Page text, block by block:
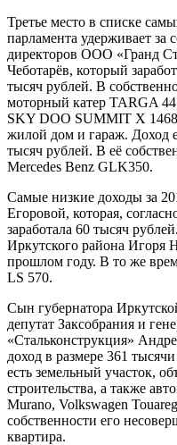
Третье место в списке
парламента удерживает за
директоров ООО «Гранд
Чеботарёв, который
тысяч рублей. В
моторный катер TARGA
SKY DOO SUMMIT X
жилой дом и гараж. Доход
тысяч рублей. В её
Mercedes Benz GLK350.
Самые низкие доходы за
Егоровой, которая,
заработала 60 тысяч
Иркутского района Игоря
прошлом году. В то же
LS 570.
Сын губернатора
депутат Заксобрания и
«Стальконструкция»
доход в размере 361
есть земельный участок,
строительства, а также
Murano, Volkswagen
собственности его
квартира.